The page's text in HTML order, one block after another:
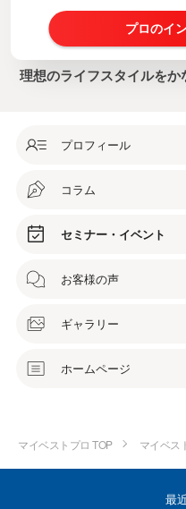
プロのイ
理想のライフスタイルを
プロフィール
コラム
セミナー・イベント
お客様の声
ギャラリー
ホームページ
マイベストプロ TOP マイベス
最